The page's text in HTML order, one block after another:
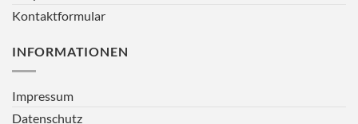
Kontaktformular
INFORMATIONEN
Impressum
Datenschutz